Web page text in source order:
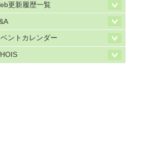
更新履歴一覧
ントカレンダー